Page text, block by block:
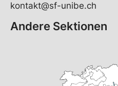
kontakt@sf-unibe.ch
Andere Sektionen